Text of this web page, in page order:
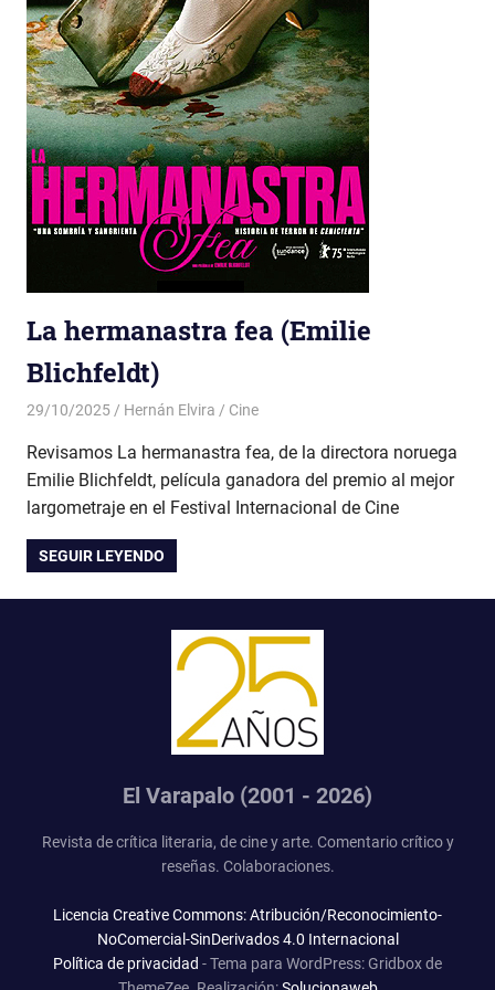
La hermanastra fea (Emilie
Blichfeldt)
29/10/2025 Hernán Elvira Cine
Revisamos La hermanastra fea, de la directora noruega
Emilie Blichfeldt, película ganadora del premio al mejor
largometraje en el Festival Internacional de Cine
SEGUIR LEYENDO
El Varapalo (2001 - 2026)
Revista de crítica literaria, de cine y arte. Comentario crítico y
reseñas. Colaboraciones.
Licencia Creative Commons: Atribución/Reconocimiento-
NoComercial-SinDerivados 4.0 Internacional
Política de privacidad -Tema para WordPress: Gridbox de